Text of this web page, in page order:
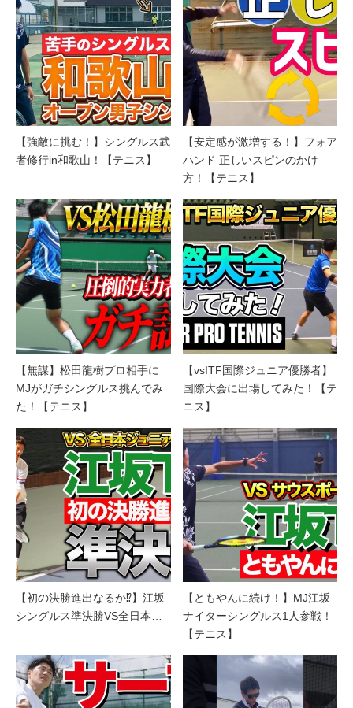
【強敵に挑む！】シングルス武
者修行in和歌山！【テニス】
【安定感が激増する！】フォア
ハンド 正しいスピンのかけ
方！【テニス】
【無謀】松田龍樹プロ相手に
MJがガチシングルス挑んでみ
た！【テニス】
【vsITF国際ジュニア優勝者】
国際大会に出場してみた！【テ
ニス】
【初の決勝進出なるか⁉︎】江坂
シングルス準決勝VS全日本…
【ともやんに続け！】MJ江坂
ナイターシングルス1人参戦！
【テニス】